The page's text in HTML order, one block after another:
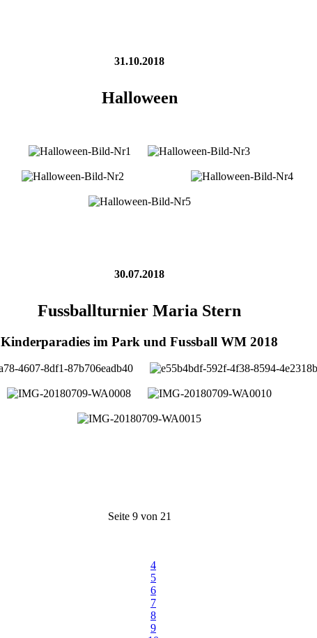
31.10.2018
Halloween
30.07.2018
Fussballturnier Maria Stern
Kinderparadies im Park und Fussball WM 2018
Seite 9 von 21
4
5
6
7
8
9